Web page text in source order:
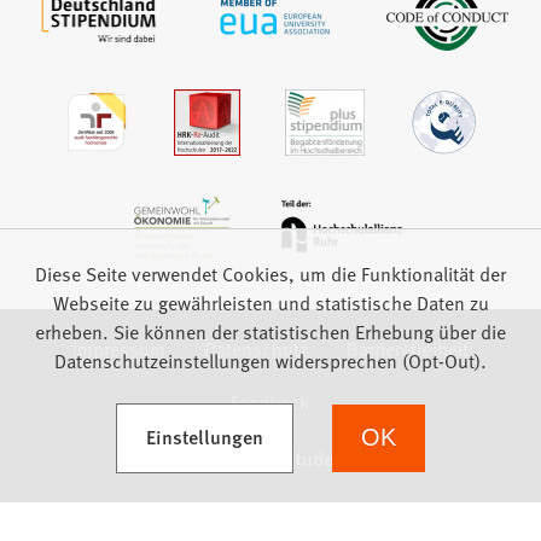
Impressum Datenschutz
Barrierefreiheit
Feedback
Diese Seite verwendet Cookies, um die Funktionalität der
Webseite zu gewährleisten und statistische Daten zu
erheben. Sie können der statistischen Erhebung über die
Datenschutzeinstellungen widersprechen (Opt-Out).
Einstellungen
(Öffnet in einem neuen Tab) OK